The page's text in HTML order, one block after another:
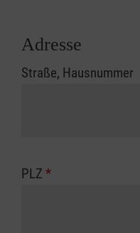
Adresse
Straße, Hausnummer
PLZ *